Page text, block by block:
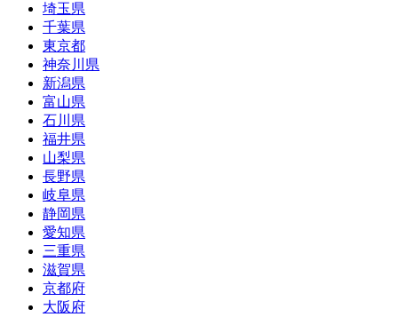
埼玉県
千葉県
東京都
神奈川県
新潟県
富山県
石川県
福井県
山梨県
長野県
岐阜県
静岡県
愛知県
三重県
滋賀県
京都府
大阪府